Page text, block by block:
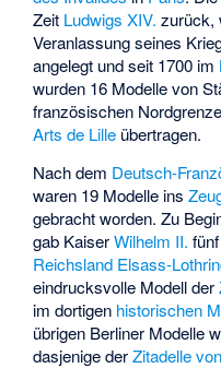
Zeit Ludwigs XIV. zurück,
Veranlassung seines
angelegt und seit 1700 im
wurden 16 Modelle von
französischen
Arts de Lille übertragen.
Nach dem Deutsch-
waren 19 Modelle ins
gebracht worden. Zu
gab KaiserWilhelm II.
Reichsland Elsass-
eindrucksvolle Modell der
im dortigen historischen
übrigen Berliner Modelle
dasjenige derZitadelle